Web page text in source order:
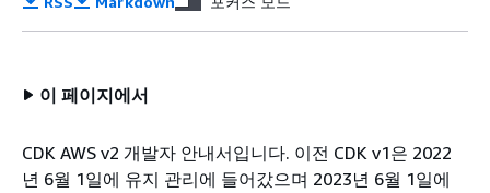
이 페이지에서
CDK AWS v2 개발자 안내서입니다. 이전 CDK v1은 2022
년 6월 1일에 유지 관리에 들어갔으며 2023년 6월 1일에